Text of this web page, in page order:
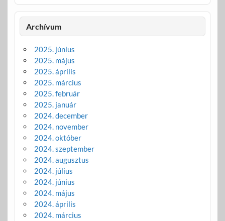
Archívum
2025. június
2025. május
2025. április
2025. március
2025. február
2025. január
2024. december
2024. november
2024. október
2024. szeptember
2024. augusztus
2024. július
2024. június
2024. május
2024. április
2024. március